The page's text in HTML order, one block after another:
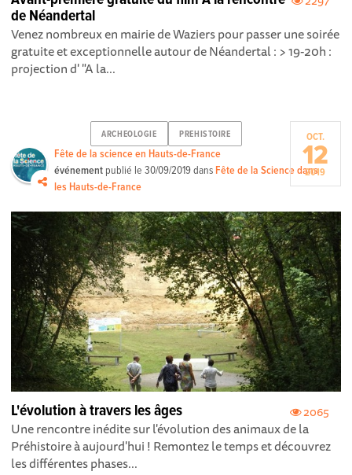
de Néandertal
Venez nombreux en mairie de Waziers pour passer une soirée
gratuite et exceptionnelle autour de Néandertal : > 19-20h :
projection d' "A la...
ARCHEOLOGIE PREHISTOIRE
Fête de la science en Hauts-de-France
événement publié le30/09/2019dans Fête de la Science dans
les Hauts-de-France
OCT.
12
2019
2065
L'évolution à travers les âges
Une rencontre inédite sur l'évolution des animaux de la
Préhistoire à aujourd'hui ! Remontez le temps et découvrez
les différentes phases...